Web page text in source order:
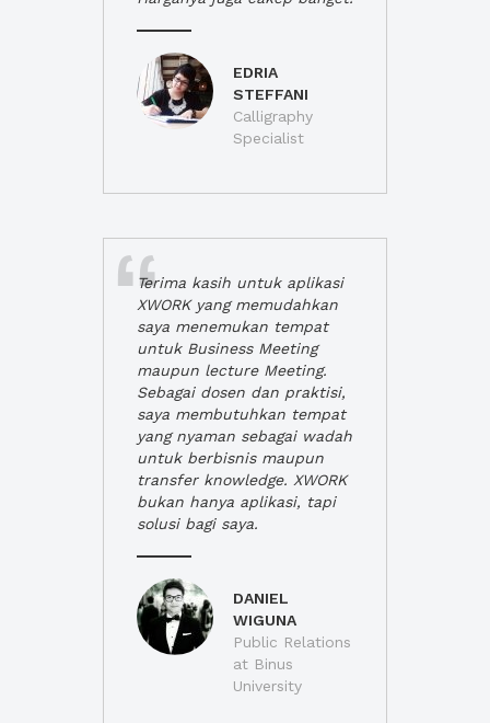
EDRIA
STEFFANI
Calligraphy
Specialist
Terima kasih untuk aplikasi
XWORK yang memudahkan
saya menemukan tempat
untuk Business Meeting
maupun lecture Meeting.
Sebagai dosen dan praktisi,
saya membutuhkan tempat
yang nyaman sebagai wadah
untuk berbisnis maupun
transfer knowledge. XWORK
bukan hanya aplikasi, tapi
solusi bagi saya.
DANIEL
WIGUNA
Public Relations
at Binus
University